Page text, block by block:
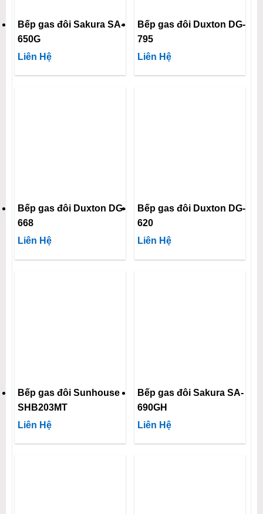
Bếp gas đôi Sakura SA-
650G
Liên Hệ
Bếp gas đôi Duxton DG-
795
Liên Hệ
Bếp gas đôi Duxton DG-
668
Liên Hệ
Bếp gas đôi Duxton DG-
620
Liên Hệ
Bếp gas đôi Sunhouse
SHB203MT
Liên Hệ
Bếp gas đôi Sakura SA-
690GH
Liên Hệ